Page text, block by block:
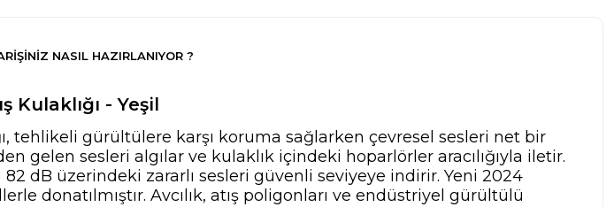
NASIL HAZIRLANIYOR ?
Kulaklığı - Yeşil
tehlikeli gürültülere karşı koruma sağlarken çevresel sesleri net bir
gelen sesleri algılar ve kulaklık içindeki hoparlörler aracılığıyla iletir.
dB üzerindeki zararlı sesleri güvenli seviyeye indirir. Yeni 2024
donatılmıştır. Avcılık, atış poligonları ve endüstriyel gürültülü